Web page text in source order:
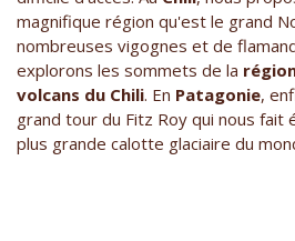
magnifique région qu'est le grand
nombreuses vigognes et de
explorons les sommets de la
volcans du Chili. En Patagonie,
grand tour du Fitz Roy qui nous fait
plus grande calotte glaciaire du